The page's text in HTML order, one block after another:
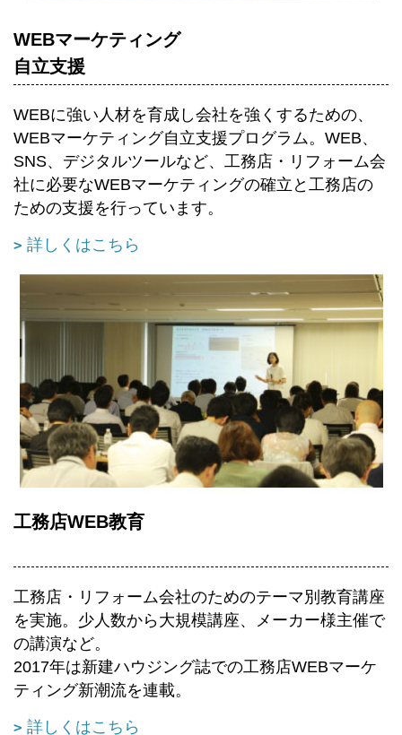
WEBマーケティング
自立支援
WEBに強い人材を育成し会社を強くするための、
WEBマーケティング自立支援プログラム。WEB、
SNS、デジタルツールなど、工務店・リフォーム会
社に必要なWEBマーケティングの確立と工務店の
ための支援を行っています。
詳しくはこちら
工務店WEB教育
工務店・リフォーム会社のためのテーマ別教育講座
を実施。少人数から大規模講座、メーカー様主催で
の講演など。
2017年は新建ハウジング誌での工務店WEBマーケ
ティング新潮流を連載。
詳しくはこちら